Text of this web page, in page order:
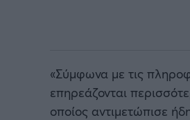
«Σύμφωνα με τις
επηρεάζονται
οποίος αντιμετώπισε